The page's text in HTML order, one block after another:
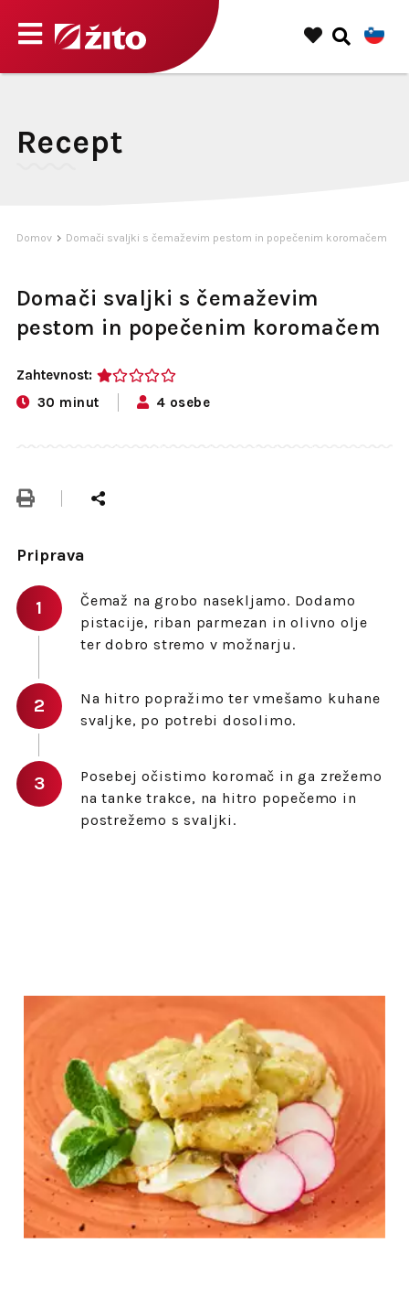
Recept
Domov Domači svaljki s čemaževim pestom in popečenim koromačem
Domači svaljki s čemaževim
pestom in popečenim koromačem
Zahtevnost:
30 minut 4 osebe
Priprava
Čemaž na grobo nasekljamo. Dodamo
pistacije, riban parmezan in olivno olje
ter dobro stremo v možnarju.
Na hitro popražimo ter vmešamo kuhane
svaljke, po potrebi dosolimo.
Posebej očistimo koromač in ga zrežemo
na tanke trakce, na hitro popečemo in
postrežemo s svaljki.